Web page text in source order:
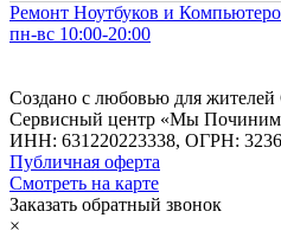
Ремонт Ноутбуков и
пн-вс 10:00-20:00
Создано с любовью для
Сервисный центр «Мы
ИНН: 631220223338, ОГРН:
Публичная оферта
Смотреть на карте
Заказать обратный звонок
×